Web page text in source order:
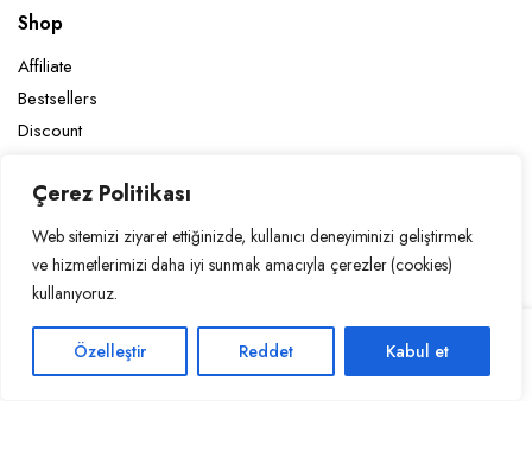
Çerez Politikası
Web sitemizi ziyaret ettiğinizde, kullanıcı deneyiminizi geliştirmek
ve hizmetlerimizi daha iyi sunmak amacıyla çerezler (cookies)
kullanıyoruz.
Özelleştir Reddet Kabul et
Rose
Printed
Sepete Ekle
Shop
Affiliate
Bestsellers
Discount
Sale Products
Categories
Women
Bags
STORE SEARCH ACCOUNT CATEGORIES